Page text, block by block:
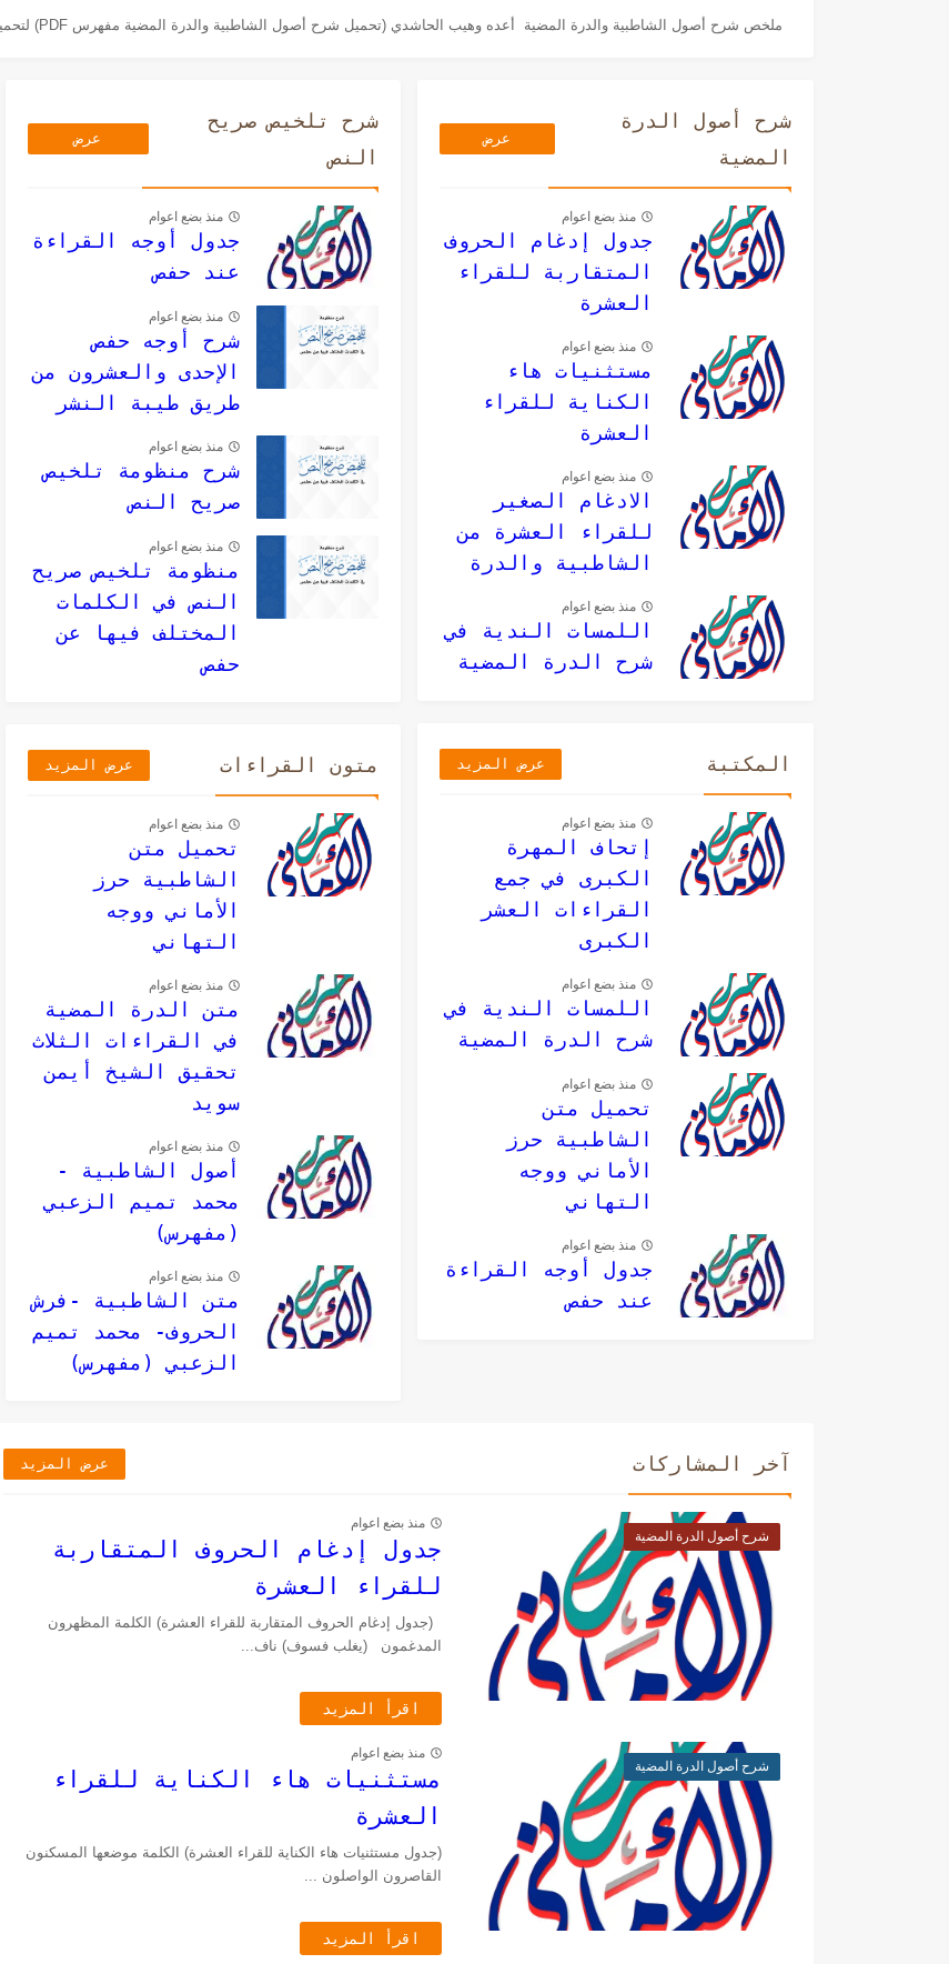
ملخص شرح أصول الشاطبية والدرة المضية أعده وهيب الحاشدي (تحميل شرح أصول الشاطبية والدرة المضية مفهرس PDF) لتحميل الملف انقر هنا...
شرح أصول الدرة
المضية
عرض
منذ بضع اعوام
جدول إدغام الحروف
المتقاربة للقراء
العشرة
منذ بضع اعوام
مستثنيات هاء
الكناية للقراء
العشرة
منذ بضع اعوام
الادغام الصغير
للقراء العشرة من
الشاطبية والدرة
منذ بضع اعوام
اللمسات الندية في
شرح الدرة المضية
المكتبة عرض المزيد
منذ بضع اعوام
إتحاف المهرة
الكبرى في جمع
القراءات العشر
الكبرى
منذ بضع اعوام
اللمسات الندية في
شرح الدرة المضية
منذ بضع اعوام
تحميل متن
الشاطبية حرز
الأماني ووجه
التهاني
منذ بضع اعوام
جدول أوجه القراءة
عند حفص
شرح تلخيص صريح
النص
عرض
منذ بضع اعوام
جدول أوجه القراءة
عند حفص
منذ بضع اعوام
شرح أوجه حفص
الإحدى والعشرون من
طريق طيبة النشر
منذ بضع اعوام
شرح منظومة تلخيص
صريح النص
منذ بضع اعوام
منظومة تلخيص صريح
النص في الكلمات
المختلف فيها عن
حفص
متون القراءات عرض المزيد
منذ بضع اعوام
تحميل متن
الشاطبية حرز
الأماني ووجه
التهاني
منذ بضع اعوام
متن الدرة المضية
في القراءات الثلاث
تحقيق الشيخ أيمن
سويد
منذ بضع اعوام
أصول الشاطبية -
محمد تميم الزعبي
(مفهرس)
منذ بضع اعوام
متن الشاطبية -فرش
الحروف- محمد تميم
الزعبي (مفهرس)
آخر المشاركات عرض المزيد
شرح أصول الدرة المضية
منذ بضع اعوام
جدول إدغام الحروف المتقاربة
للقراء العشرة
(جدول إدغام الحروف المتقاربة للقراء العشرة) الكلمة المظهرون
المدغمون (يغلب فسوف) ناف...
اقرأ المزيد
شرح أصول الدرة المضية
منذ بضع اعوام
مستثنيات هاء الكناية للقراء
العشرة
(جدول مستثنيات هاء الكناية للقراء العشرة) الكلمة موضعها المسكنون
القاصرون الواصلون ...
اقرأ المزيد